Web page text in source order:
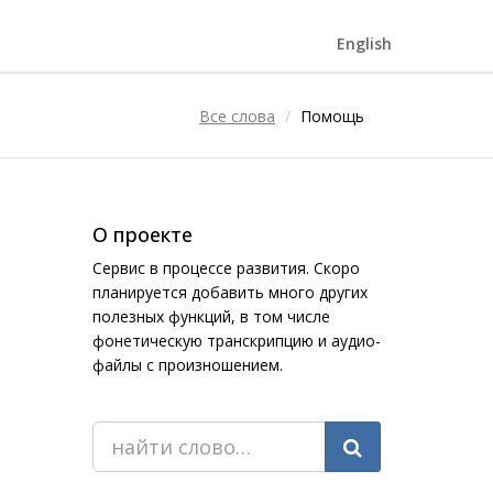
English
Все слова Помощь
О проекте
Сервис в процессе развития. Скоро
планируется добавить много других
полезных функций, в том числе
фонетическую транскрипцию и аудио-
файлы с произношением.